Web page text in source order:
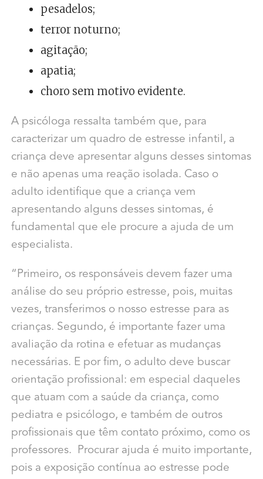
pesadelos;
terror noturno;
agitação;
apatia;
choro sem motivo evidente.
A psicóloga ressalta também que, para
caracterizar um quadro de estresse infantil, a
criança deve apresentar alguns desses sintomas
e não apenas uma reação isolada. Caso o
adulto identifique que a criança vem
apresentando alguns desses sintomas, é
fundamental que ele procure a ajuda de um
especialista.
“Primeiro, os responsáveis devem fazer uma
análise do seu próprio estresse, pois, muitas
vezes, transferimos o nosso estresse para as
crianças. Segundo, é importante fazer uma
avaliação da rotina e efetuar as mudanças
necessárias. E por fim, o adulto deve buscar
orientação profissional: em especial daqueles
que atuam com a saúde da criança, como
pediatra e psicólogo, e também de outros
profissionais que têm contato próximo, como os
professores. Procurar ajuda é muito importante,
pois a exposição contínua ao estresse pode